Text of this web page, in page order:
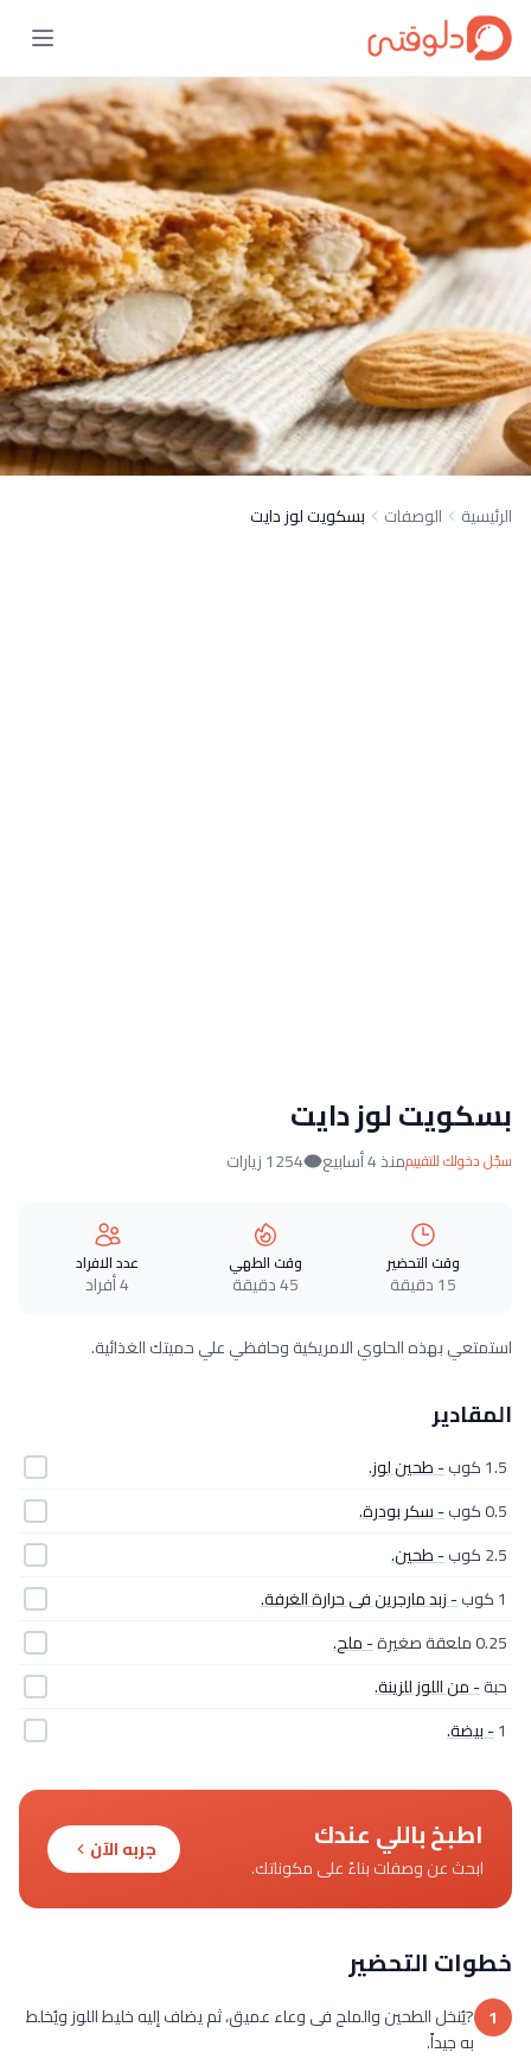
الرئيسية الوصفات بسكويت لوز دايت
بسكويت لوز دايت
سجّل دخولك للتقييممنذ 4 أسابيع 1254 زيارات
وقت التحضير
15 دقيقة
وقت الطهي
45 دقيقة
عدد الافراد
4 أفراد
استمتعي بهذه الحلوي الامريكية وحافظي علي حميتك الغذائية.
المقادير
1.5 كوب
- طحين لوز.
0.5 كوب
- سكر بودرة.
2.5 كوب
- طحين.
1 كوب
- زبد مارجرين فى حرارة الغرفة.
0.25 ملعقة صغيرة
- ملح.
حبة- من اللوز للزينة.
1- بيضة.
اطبخ باللي عندك
ابحث عن وصفات بناءً على مكوناتك.
جربه الآن
خطوات التحضير
1 ?يُنخل الطحين والملح فى وعاء عميق، ثم يضاف إليه خليط اللوز ويُخلط
به جيداً.